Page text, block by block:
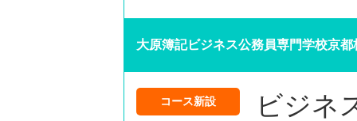
大原簿記ビジネス公務員専門学校京
コース新設
ビジネ